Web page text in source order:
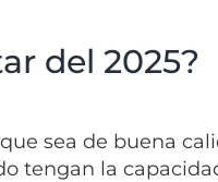
del 2025?
sea de buena
tengan la